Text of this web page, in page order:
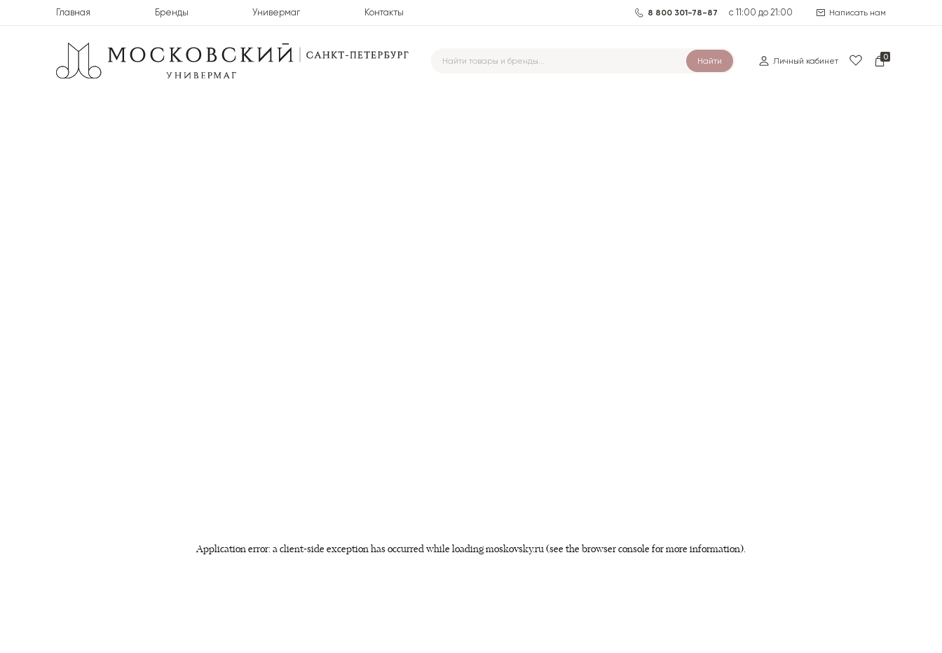
Главная Бренды Универмаг Контакты 8 800 301-78-87 с 11:00 до 21:00 Написать нам
Найти Личный кабинет 0
Application error: a client-side exception has occurred while loadingmoskovsky.ru (see the browser console for more information).